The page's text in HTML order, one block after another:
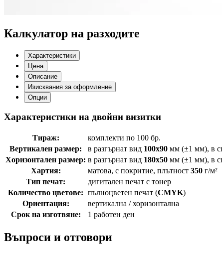
Калкулатор на разходите
Характеристики
Цена
Описание
Изисквания за оформление
Опции
Характеристики на двойни визитки
Тираж:
комплекти по 100 бр.
Вертикален размер:
в разгърнат вид 100х90 мм (±1 мм), в
Хоризонтален размер: в разгърнат вид 180х50 мм (±1 мм), в
Хартия:
матова, с покритие, плътност 350 г/м²
Тип печат:
дигитален печат с тонер
Количество цветове: пълноцветен печат (CMYK)
Ориентация:
вертикална / хоризонтална
Срок на изготвяне:
1 работен ден
Въпроси и отговори